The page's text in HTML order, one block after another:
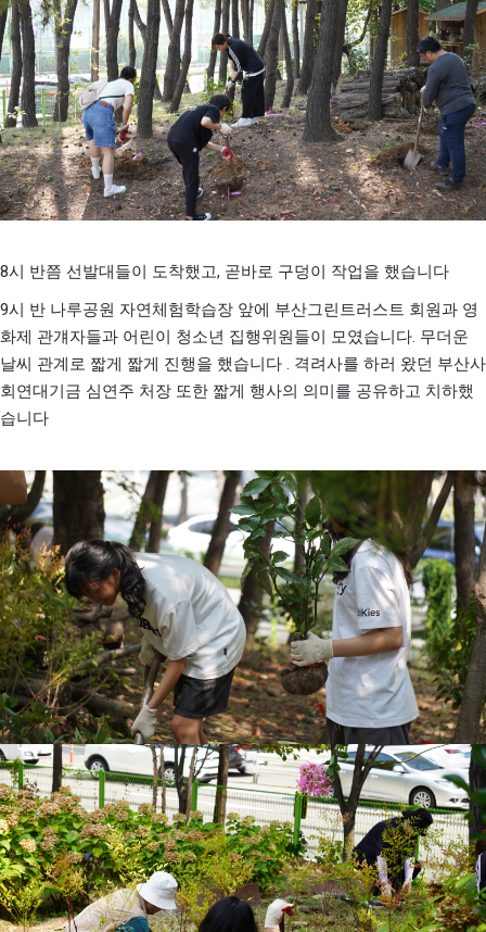
8시 반쯤 선발대들이 도착했고, 곧바로 구덩이 작업을 했습니다
9시 반 나루공원 자연체험학습장 앞에 부산그린트러스트 회원과 영
화제 관걔자들과 어린이 청소년 집행위원들이 모였습니다. 무더운
날씨 관계로 짧게 짧게 진행을 했습니다 . 격려사를 하러 왔던 부산사
회연대기금 심연주 처장 또한 짧게 행사의 의미를 공유하고 치하했
습니다